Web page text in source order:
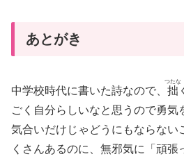
あとがき
中学校時代に書いた詩なので、 拙
つたな
ごく自分らしいなと思うので勇気
気合いだけじゃどうにもならない
くさんあるのに、無邪気に「頑